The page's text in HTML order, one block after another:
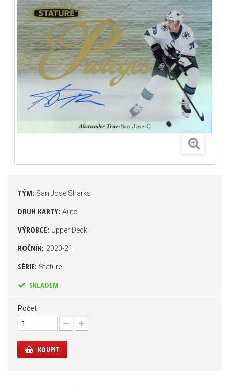
TÝM: San Jose Sharks
DRUH KARTY: Auto
VÝROBCE: Upper Deck
ROČNÍK: 2020-21
SÉRIE: Stature
SKLADEM
Počet
KOUPIT